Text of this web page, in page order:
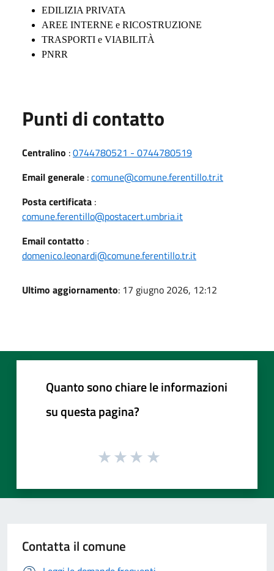
EDILIZIA PRIVATA
AREE INTERNE e RICOSTRUZIONE
TRASPORTI e VIABILITÀ
PNRR
Punti di contatto
Centralino :0744780521 - 0744780519
Email generale :comune@comune.ferentillo.tr.it
Posta certificata :
comune.ferentillo@postacert.umbria.it
Email contatto :
domenico.leonardi@comune.ferentillo.tr.it
Ultimo aggiornamento: 17 giugno 2026, 12:12
Quanto sono chiare le informazioni
su questa pagina?
Contatta il comune